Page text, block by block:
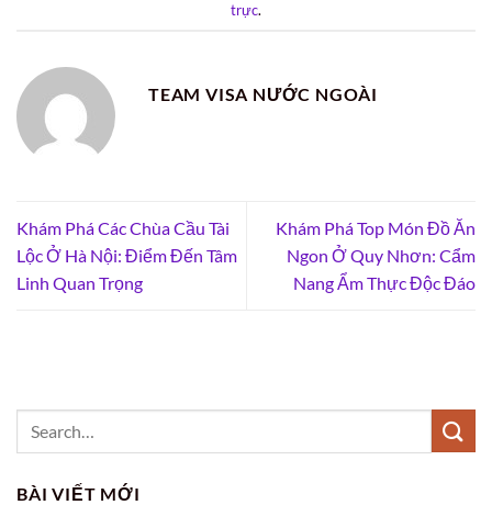
trực.
TEAM VISA NƯỚC NGOÀI
Khám Phá Các Chùa Cầu Tài
Lộc Ở Hà Nội: Điểm Đến Tâm
Linh Quan Trọng
Khám Phá Top Món Đồ Ăn
Ngon Ở Quy Nhơn: Cẩm
Nang Ẩm Thực Độc Đáo
BÀI VIẾT MỚI